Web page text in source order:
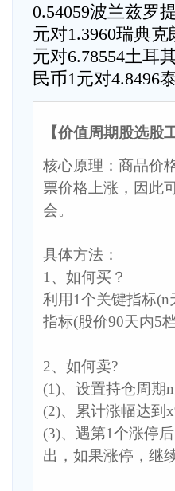
0.54059波兰兹罗
元对1.3960瑞典
元对6.78554土耳
民币1元对4.8496泰
【价值周期股选股
核心原理：商品价
票价格上涨，因此
会。
具体方法：
1、如何买？
利用1个关键指标
指标(股价90天内5
2、如何卖?
(1)、设置持仓周期
(2)、累计涨幅达到
(3)、遇第1个涨停
出，如果涨停，继